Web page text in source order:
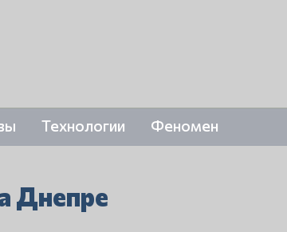
Технологии Феномен
Днепре